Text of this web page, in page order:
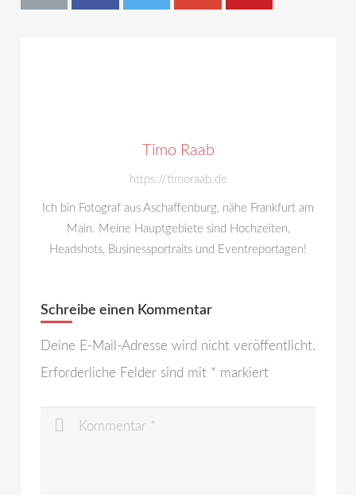
Timo Raab
https://timoraab.de
Ich bin Fotograf aus Aschaffenburg, nähe Frankfurt am
Main. Meine Hauptgebiete sind Hochzeiten,
Headshots, Businessportraits und Eventreportagen!
Schreibe einen Kommentar
Deine E-Mail-Adresse wird nicht veröffentlicht.
Erforderliche Felder sind mit * markiert